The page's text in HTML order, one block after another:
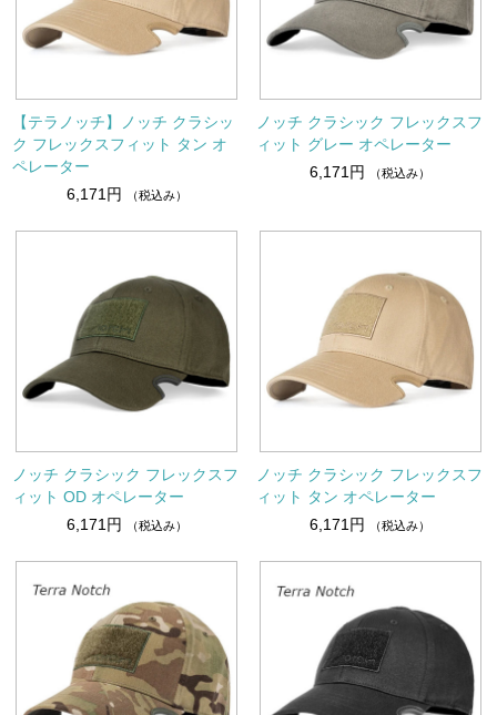
【テラノッチ】ノッチ クラシッ
ク フレックスフィット タン オ
ペレーター
6,171円
（税込み）
ノッチ クラシック フレックスフ
ィット グレー オペレーター
6,171円
（税込み）
ノッチ クラシック フレックスフ
ィット OD オペレーター
6,171円
（税込み）
ノッチ クラシック フレックスフ
ィット タン オペレーター
6,171円
（税込み）